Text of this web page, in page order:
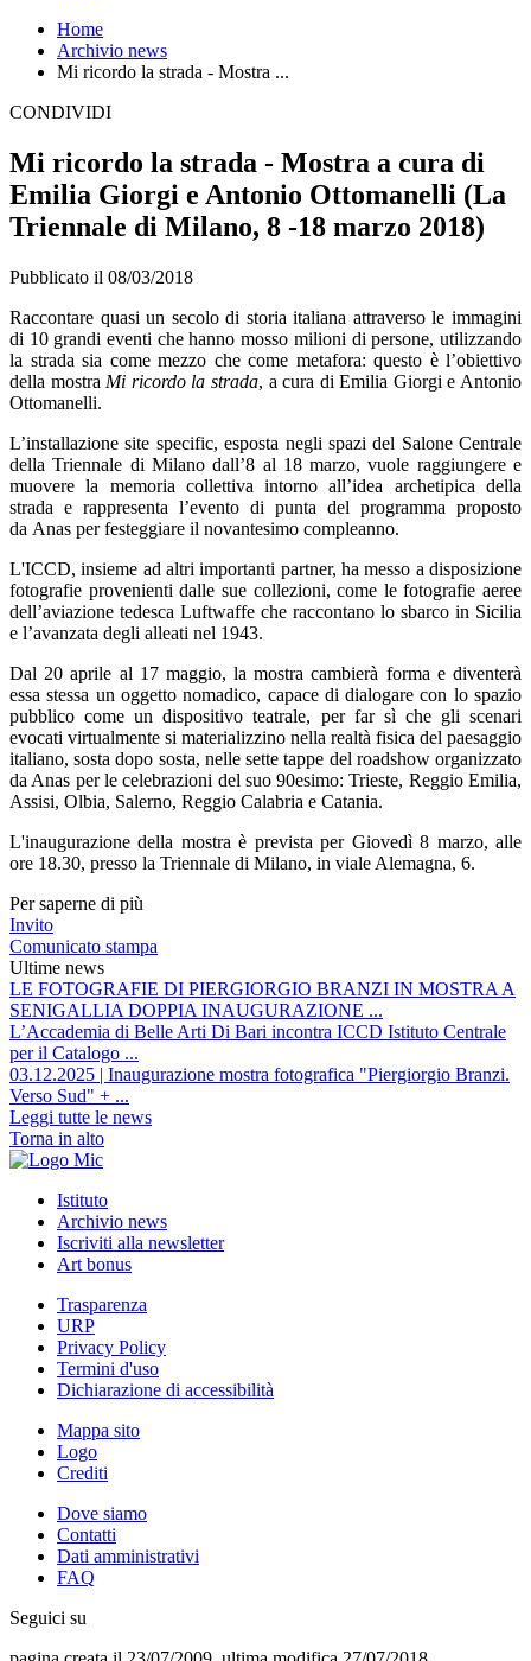
Home
Archivio news
Mi ricordo la strada - Mostra ...
CONDIVIDI
Mi ricordo la strada - Mostra a cura di
Emilia Giorgi e Antonio Ottomanelli (La
Triennale di Milano, 8 -18 marzo 2018)
Pubblicato il 08/03/2018
Raccontare quasi un secolo di storia italiana attraverso le immagini
di 10 grandi eventi che hanno mosso milioni di persone, utilizzando
la strada sia come mezzo che come metafora: questo è l’obiettivo
della mostra Mi ricordo la strada, a cura di Emilia Giorgi e Antonio
Ottomanelli.
L’installazione site specific, esposta negli spazi del Salone Centrale
della Triennale di Milano dall’8 al 18 marzo, vuole raggiungere e
muovere la memoria collettiva intorno all’idea archetipica della
strada e rappresenta l’evento di punta del programma proposto
da Anas per festeggiare il novantesimo compleanno.
L'ICCD, insieme ad altri importanti partner, ha messo a disposizione
fotografie provenienti dalle sue collezioni, come le fotografie aeree
dell’aviazione tedesca Luftwaffe che raccontano lo sbarco in Sicilia
e l’avanzata degli alleati nel 1943.
Dal 20 aprile al 17 maggio, la mostra cambierà forma e diventerà
essa stessa un oggetto nomadico, capace di dialogare con lo spazio
pubblico come un dispositivo teatrale, per far sì che gli scenari
evocati virtualmente si materializzino nella realtà fisica del paesaggio
italiano, sosta dopo sosta, nelle sette tappe del roadshow organizzato
da Anas per le celebrazioni del suo 90esimo: Trieste, Reggio Emilia,
Assisi, Olbia, Salerno, Reggio Calabria e Catania.
L'inaugurazione della mostra è prevista per Giovedì 8 marzo, alle
ore 18.30, presso la Triennale di Milano, in viale Alemagna, 6.
Per saperne di più
Invito
Comunicato stampa
Ultime news
LE FOTOGRAFIE DI PIERGIORGIO BRANZI IN MOSTRA A
SENIGALLIA DOPPIA INAUGURAZIONE ...
L’Accademia di Belle Arti Di Bari incontra ICCD Istituto Centrale
per il Catalogo ...
03.12.2025 | Inaugurazione mostra fotografica "Piergiorgio Branzi.
Verso Sud" + ...
Leggi tutte le news
Torna in alto
Istituto
Archivio news
Iscriviti alla newsletter
Art bonus
Trasparenza
URP
Privacy Policy
Termini d'uso
Dichiarazione di accessibilità
Mappa sito
Logo
Crediti
Dove siamo
Contatti
Dati amministrativi
FAQ
Seguici su